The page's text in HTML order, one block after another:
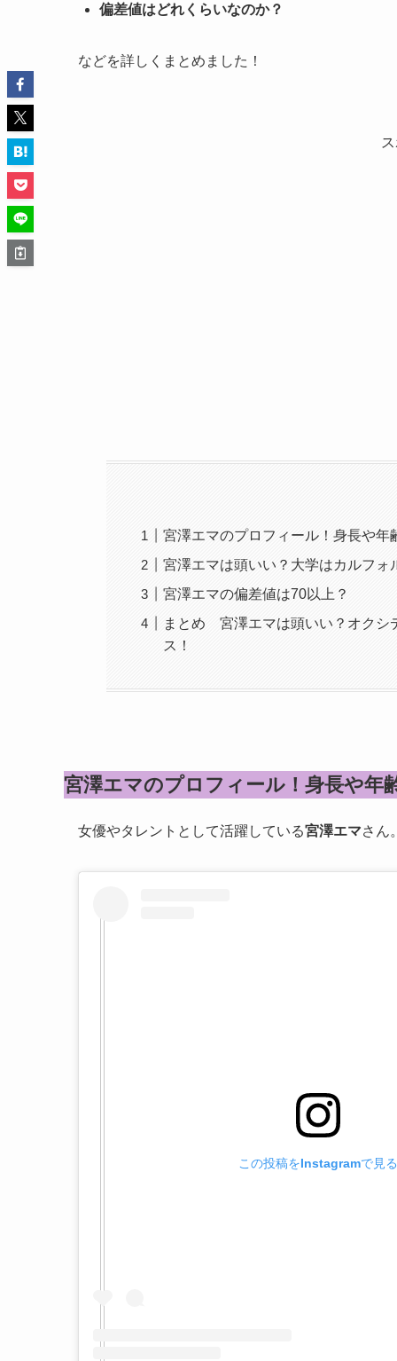
偏差値はどれくらいなのか？
などを詳しくまとめました！
宮澤エマのプロフィール！身長や年
宮澤エマは頭いい？大学はカルフ
宮澤エマの偏差値は70以上？
まとめ 宮澤エマは頭いい？オクシ
ス！
宮澤エマのプロフィール！身長や年
女優やタレントとして活躍している宮澤エマさん
この投稿をInstagramで見る